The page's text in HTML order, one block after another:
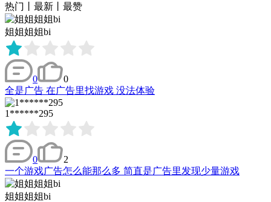
热门
最新 最赞
姐姐姐姐bi
0
0
全是广告 在广告里找游戏 没法体验
1******295
0
2
一个游戏广告怎么能那么多 简直是广告里发现少量游戏
姐姐姐姐bi